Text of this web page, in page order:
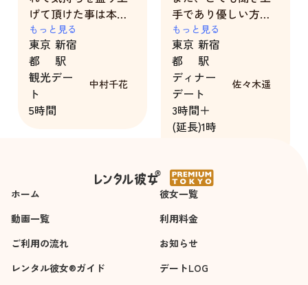
げて頂けた事は本当
に嬉しかったです。
格別な気配りもして
頂き時間ぎりぎりま
で楽しませて貰えま
した。
僅か５時間のデート
まで見送ってくれた
事も気分良かったで
す。
ぜひまた、中村千花
さんで申し込みたい
と思っています。
もっと見る
東京
都
新宿
駅
観光デー
ト
5時間
中村千花
手であり優しい方で
包容力もとてもあり
素敵な方でそこが良
い点だと思いまし
た。
もっと見る
東京
都
新宿
駅
ディナー
デート
3時間＋
(延長)1時
佐々木遥
ホーム
彼女一覧
動画一覧
利用料金
ご利用の流れ
お知らせ
レンタル彼女®ガイド
デートLOG